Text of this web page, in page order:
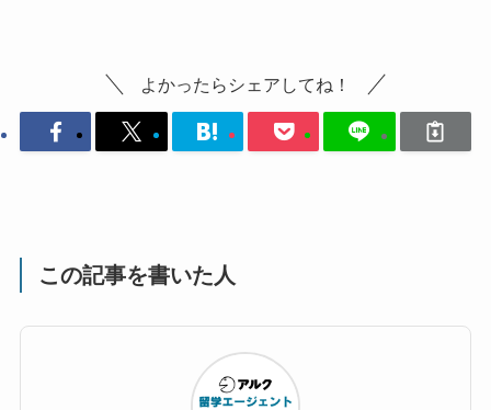
よかったらシェアしてね！
この記事を書いた人